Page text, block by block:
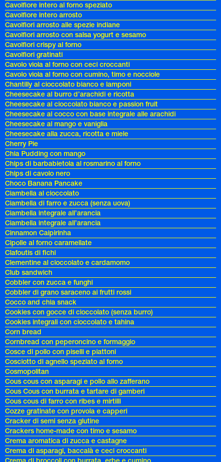
Cavolfiore intero al forno speziato
Cavolfiore intero arrosto
Cavolfiori arrosto alle spezie indiane
Cavolfiori arrosto con salsa yogurt e sesamo
Cavolfiori crispy al forno
Cavolfiori gratinati
Cavolo viola al forno con ceci croccanti
Cavolo viola al forno con cumino, timo e nocciole
Chantilly al cioccolato bianco e lamponi
Cheesecake al burro d’arachidi e ricotta
Cheesecake al cioccolato bianco e passion fruit
Cheesecake al cocco con base integrale alle arachidi
Cheesecake al mango e vaniglia
Cheesecake alla zucca, ricotta e miele
Cherry Pie
Chia Pudding con mango
Chips di barbabietola al rosmarino al forno
Chips di cavolo nero
Choco Banana Pancake
Ciambella al cioccolato
Ciambella di farro e zucca (senza uova)
Ciambella integrale all’arancia
Ciambella integrale all’arancia
Cinnamon Caipirinha
Cipolle al forno caramellate
Clafoutis di fichi
Clementine al cioccolato e cardamomo
Club sandwich
Cobbler con zucca e funghi
Cobbler di grano saraceno ai frutti rossi
Cocco and chia snack
Cookies con gocce di cioccolato (senza burro)
Cookies integrali con cioccolato e tahina
Corn bread
Cornbread con peperoncino e formaggio
Cosce di pollo con piselli e piattoni
Cosciotto di agnello speziato al forno
Cosmopolitan
Cous cous con asparagi e pollo allo zafferano
Cous Cous con burrata e tartare di gamberi
Cous cous di farro con ribes e mirtilli
Cozze gratinate con provola e capperi
Cracker di semi senza glutine
Crackers home-made con timo e sesamo
Crema aromatica di zucca e castagne
Crema di asparagi, baccalà e ceci croccanti